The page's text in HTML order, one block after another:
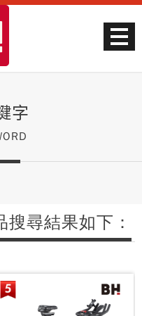
字
尋結果如下：